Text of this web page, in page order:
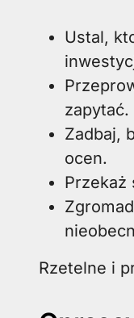
Ustal,
zapytać.
Zadbaj,
ocen.
Przekaż
Rzetelne i